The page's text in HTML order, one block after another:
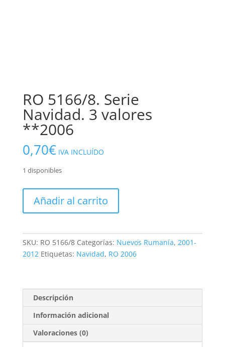
RO 5166/8. Serie
Navidad. 3 valores
**2006
0,70€ IVA INCLUÍDO
1 disponibles
5166/8.
3
valores
Añadir al carrito
SKU: RO 5166/8 Categorías: Nuevos Rumanía, 2001-
2012 Etiquetas: Navidad, RO 2006
Descripción
Información adicional
Valoraciones (0)